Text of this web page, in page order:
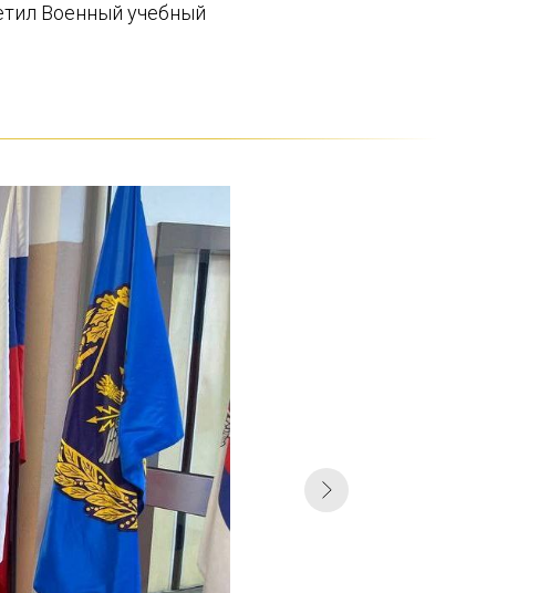
Военный учебный